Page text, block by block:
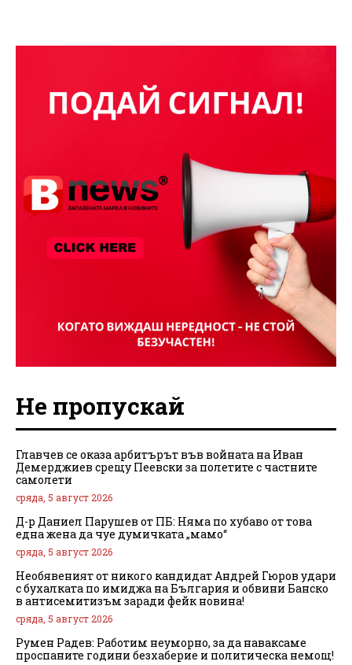
Не пропускай
Главчев се оказа арбитърът във войната на Иван
Демерджиев срещу Пеевски за полетите с частните
самолети
сряда, 5 август 2026
Д-р Даниел Парушев от ПБ: Няма по хубаво от това
една жена да чуе думичката „мамо“
сряда, 5 август 2026
Необявеният от никого кандидат Андрей Гюров удари
с бухалката по имиджа на България и обвини Банско
в антисемитизъм заради фейк новина!
сряда, 5 август 2026
Румен Радев: Работим неуморно, за да наваксаме
проспаните години безхаберие и политическа немощ!